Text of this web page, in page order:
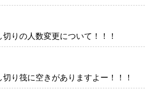
切りの人数変更について！！！
切り筏に空きがありますよー！！！